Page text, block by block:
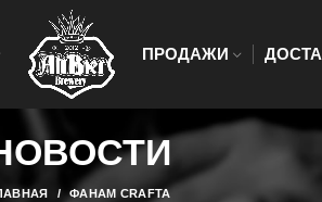
ПРОДАЖИ
ФАНАМ CRAFTA